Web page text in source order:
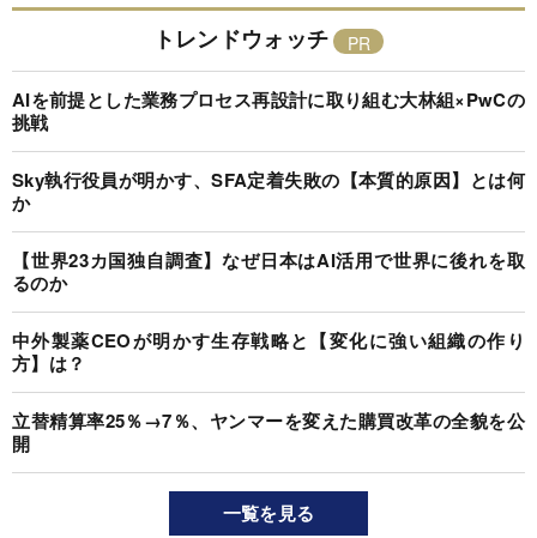
トレンドウォッチ
AIを前提とした業務プロセス再設計に取り組む大林組×PwCの
挑戦
Sky執行役員が明かす、SFA定着失敗の【本質的原因】とは何
か
【世界23カ国独自調査】なぜ日本はAI活用で世界に後れを取
るのか
中外製薬CEOが明かす生存戦略と【変化に強い組織の作り
方】は？
立替精算率25％→7％、ヤンマーを変えた購買改革の全貌を公
開
一覧を見る